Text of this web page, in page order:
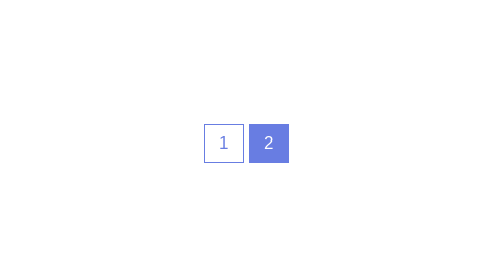
1 2